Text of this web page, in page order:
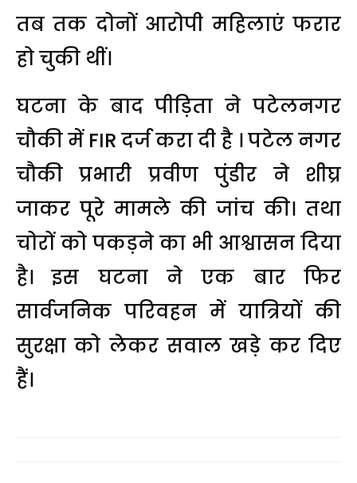
तब तक दोनों आरोपी महिलाएं फरार
हो चुकी थीं।
घटना के बाद पीड़िता ने पटेलनगर
चौकी में FIR दर्ज करा दी है । पटेल नगर
चौकी प्रभारी प्रवीण पुंडीर ने शीघ्र
जाकर पूरे मामले की जांच की। तथा
चोरों को पकड़ने का भी आश्वासन दिया
है। इस घटना ने एक बार फिर
सार्वजनिक परिवहन में यात्रियों की
सुरक्षा को लेकर सवाल खड़े कर दिए
हैं।